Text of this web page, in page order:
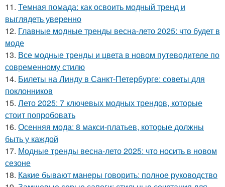
11. Темная помада: как освоить модный тренд и
выглядеть уверенно
12. Главные модные тренды весна-лето 2025: что будет в
моде
13. Все модные тренды и цвета в новом путеводителе по
современному стилю
14. Билеты на Линду в Санкт-Петербурге: советы для
поклонников
15. Лето 2025: 7 ключевых модных трендов, которые
стоит попробовать
16. Осенняя мода: 8 макси-платьев, которые должны
быть у каждой
17. Модные тренды весна-лето 2025: что носить в новом
сезоне
18. Какие бывают манеры говорить: полное руководство